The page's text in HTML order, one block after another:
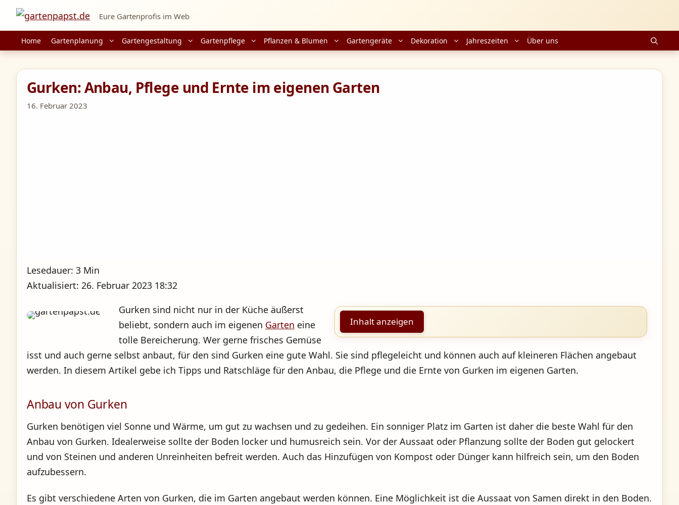
Zum
springen
Eure Gartenprofis im Web
Home Gartenplanung Gartengestaltung Gartenpflege Pflanzen & Blumen Gartengeräte Dekoration Jahreszeiten Über uns
Gurken: Anbau, Pflege und Ernte im eigenen Garten
16. Februar 2023
Lesedauer: 3 Min
Aktualisiert: 26. Februar 2023 18:32
Inhalt anzeigen
Gurken sind nicht nur in der Küche äußerst
beliebt, sondern auch im eigenen Garten eine
tolle Bereicherung. Wer gerne frisches Gemüse
isst und auch gerne selbst anbaut, für den sind Gurken eine gute Wahl. Sie sind pflegeleicht und können auch auf kleineren Flächen angebaut
werden. In diesem Artikel gebe ich Tipps und Ratschläge für den Anbau, die Pflege und die Ernte von Gurken im eigenen Garten.
Anbau von Gurken
Gurken benötigen viel Sonne und Wärme, um gut zu wachsen und zu gedeihen. Ein sonniger Platz im Garten ist daher die beste Wahl für den
Anbau von Gurken. Idealerweise sollte der Boden locker und humusreich sein. Vor der Aussaat oder Pflanzung sollte der Boden gut gelockert
und von Steinen und anderen Unreinheiten befreit werden. Auch das Hinzufügen von Kompost oder Dünger kann hilfreich sein, um den Boden
aufzubessern.
Es gibt verschiedene Arten von Gurken, die im Garten angebaut werden können. Eine Möglichkeit ist die Aussaat von Samen direkt in den Boden.